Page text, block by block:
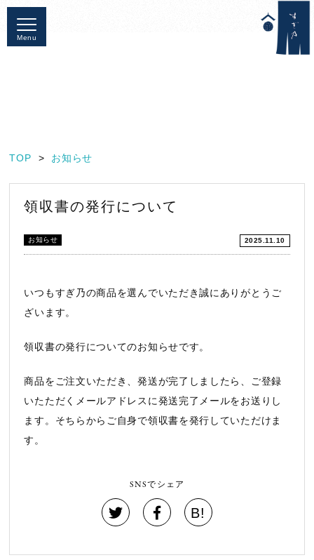
Menu
TOP お知らせ
領収書の発行について
お知らせ 2025.11.10
いつもすぎ乃の商品を選んでいただき誠にありがとうご
ざいます。
領収書の発行についてのお知らせです。
商品をご注文いただき、発送が完了しましたら、ご登録
いたただくメールアドレスに発送完了メールをお送りし
ます。そちらからご自身で領収書を発行していただけま
す。
SNSでシェア
B!